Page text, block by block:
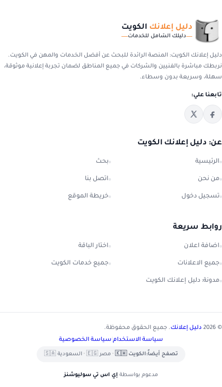
دليل إعلانك الكويت
دليلك الشامل للخدمات
دليل إعلانك الكويت: المنصة الرائدة للبحث عن أفضل الخدمات والمهن في الكويت.
نربطك مباشرة بالفنيين والشركات في جميع المناطق لضمان تجربة إعلانية موثوقة،
سهلة، وسريعة بدون وسطاء.
تابعنا علي:
عن: دليل إعلانك الكويت
الرئيسية بحث
من نحن اتصل بنا
تسجيل دخول خريطة الموقع
روابط سريعة
اضافة اعلان اختار الباقة
جميع الاعلانات جميع خدمات الكويت
مدونة: دليل إعلانك الكويت
© 2026 دليل إعلانك. جميع الحقوق محفوظة.
سياسة الاستخدام سياسة الخصوصية
تصفح أيضاً:الكويت 🇰🇼 • مصر 🇪🇬 • السعودية 🇸🇦
مدعوم بواسطة إي اس تي سوليوشنز